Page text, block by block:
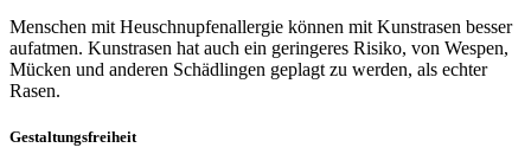
Menschen mit Heuschnupfenallergie können mit Kunstrasen besser
aufatmen. Kunstrasen hat auch ein geringeres Risiko, von Wespen,
Mücken und anderen Schädlingen geplagt zu werden, als echter
Rasen.
Gestaltungsfreiheit